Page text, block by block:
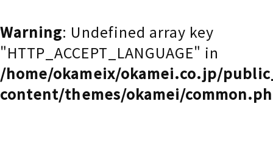
Warning: Undefined array key
"HTTP_ACCEPT_LANGUAGE" in
/home/okameix/okamei.co.jp/
content/themes/okamei/